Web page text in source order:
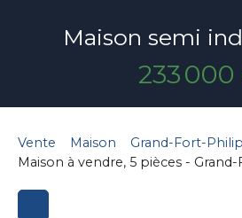
Maison semi
233 000
Vente Maison
Grand-Fort-
Maison à vendre, 5 pièces -